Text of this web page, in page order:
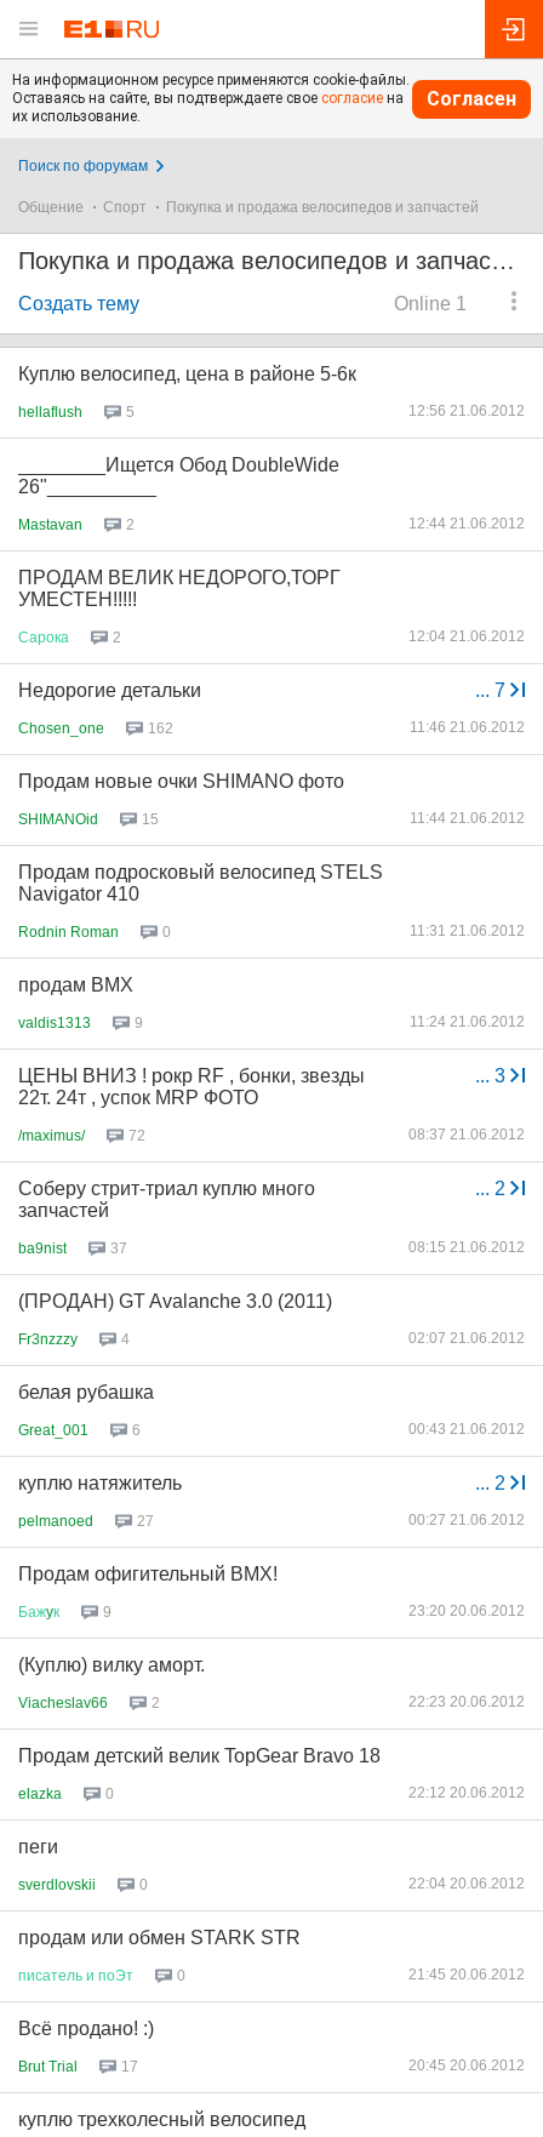
На информационном ресурсе применяются cookie-файлы.
Оставаясь на сайте, вы подтверждаете свое согласие на
их использование.
Согласен
Поиск по форумам
Общение Спорт Покупка и продажа велосипедов и запчастей
Покупка и продажа велосипедов и запчастей
Online 1
Создать тему
Куплю велосипед, цена в районе 5-6к
hellaflush 5 12:56 21.06.2012
________Ищется Обод DoubleWide
26"__________
Mastavan 2 12:44 21.06.2012
ПРОДАМ ВЕЛИК НЕДОРОГО,ТОРГ
УМЕСТЕН!!!!!
Сарока 2 12:04 21.06.2012
... 7
Недорогие детальки
Chosen_one 162 11:46 21.06.2012
Продам новые очки SHIMANO фото
SHIMANOid 15 11:44 21.06.2012
Продам подросковый велосипед STELS
Navigator 410
Rodnin Roman 0 11:31 21.06.2012
продам BMX
valdis1313 9 11:24 21.06.2012
... 3
ЦЕНЫ ВНИЗ ! рокр RF , бонки, звезды
22т. 24т , успок MRP ФОТО
/maximus/ 72 08:37 21.06.2012
... 2
Соберу стрит-триал куплю много
запчастей
ba9nist 37 08:15 21.06.2012
(ПРОДАН) GT Avalanche 3.0 (2011)
Fr3nzzzy 4 02:07 21.06.2012
белая рубашка
Great_001 6 00:43 21.06.2012
... 2
куплю натяжитель
pelmanoed 27 00:27 21.06.2012
Продам офигительный BMX!
Бажyк 9 23:20 20.06.2012
(Куплю) вилку аморт.
Viacheslav66 2 22:23 20.06.2012
Продам детский велик TopGear Bravo 18
elazka 0 22:12 20.06.2012
пеги
sverdlovskii 0 22:04 20.06.2012
продам или обмен STARK STR
писатель и поЭт 0 21:45 20.06.2012
Всё продано! :)
Brut Trial 17 20:45 20.06.2012
куплю трехколесный велосипед